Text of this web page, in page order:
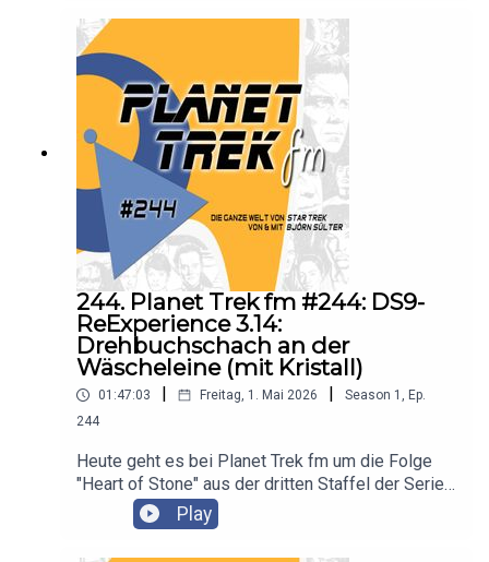
244. Planet Trek fm #244: DS9-
ReExperience 3.14:
Drehbuchschach an der
Wäscheleine (mit Kristall)
01:47:03 | Freitag, 1. Mai 2026 | Season 1 , Ep.
244
Heute geht es bei Planet Trek fm um die Folge
"Heart of Stone" aus der dritten Staffel der Serie
"Star Trek: Deep Space Nine". Es diskutieren
Claudia Kern und Björn Sülter.
Play